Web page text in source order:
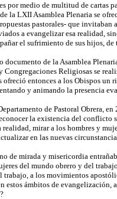
por medio de multitud de cartas
la LXII Asamblea Plenaria se
pastorales- que
a evangelizar esa realidad,
el sufrimiento de sus hijos,
de la Asamblea
Religiosas se
ofreció entonces a los Obispos
y animando la presencia
de Pastoral Obrera,
la existencia del conflicto
mirar a los hombres y
en las nuevas
de mirada y misericordia
del mundo obrero y del
trabajo, a los movimientos
estos ámbitos de evangelización,